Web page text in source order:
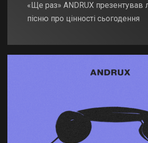
«Ще раз» ANDRUX презентував
пісню про цінності сьогодення